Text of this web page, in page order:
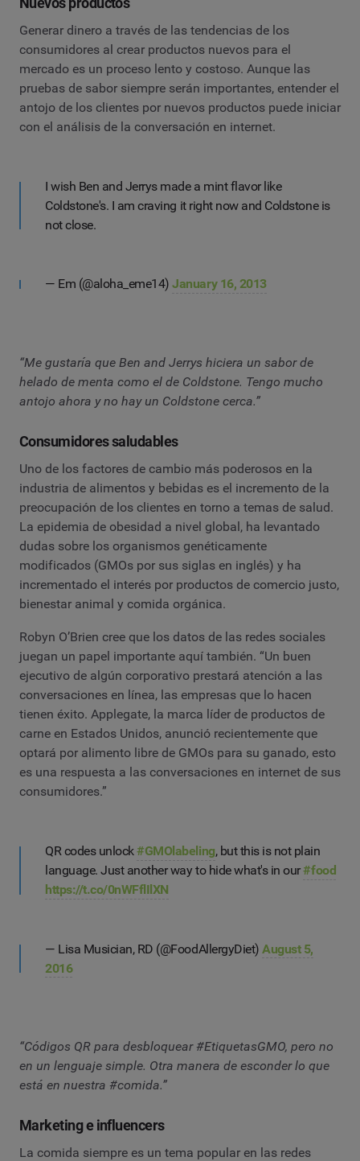
Generar dinero a través de las tendencias de los
consumidores al crear productos nuevos para el
mercado es un proceso lento y costoso. Aunque las
pruebas de sabor siempre serán importantes, entender el
antojo de los clientes por nuevos productos puede iniciar
con el análisis de la conversación en internet.
I wish Ben and Jerrys made a mint flavor like
Coldstone's. I am craving it right now and Coldstone is
not close.
— Em (@aloha_eme14)January 16, 2013
“Me gustaría que Ben and Jerrys hiciera un sabor de
helado de menta como el de Coldstone. Tengo mucho
antojo ahora y no hay un Coldstone cerca.”
Consumidores saludables
Uno de los factores de cambio más poderosos en la
industria de alimentos y bebidas es el incremento de la
preocupación de los clientes en torno a temas de salud.
La epidemia de obesidad a nivel global, ha levantado
dudas sobre los organismos genéticamente
modificados (GMOs por sus siglas en inglés) y ha
incrementado el interés por productos de comercio justo,
bienestar animal y comida orgánica.
Robyn O’Brien cree que los datos de las redes sociales
juegan un papel importante aquí también. “Un buen
ejecutivo de algún corporativo prestará atención a las
conversaciones en línea, las empresas que lo hacen
tienen éxito. Applegate, la marca líder de productos de
carne en Estados Unidos, anunció recientemente que
optará por alimento libre de GMOs para su ganado, esto
es una respuesta a las conversaciones en internet de sus
consumidores.”
QR codes unlock#GMOlabeling, but this is not plain
language. Just another way to hide what's in our#food
https://t.co/0nWFflIlXN
— Lisa Musician, RD (@FoodAllergyDiet)August 5,
2016
“Códigos QR para desbloquear #EtiquetasGMO, pero no
en un lenguaje simple. Otra manera de esconder lo que
está en nuestra #comida.”
Marketing e influencers
La comida siempre es un tema popular en las redes